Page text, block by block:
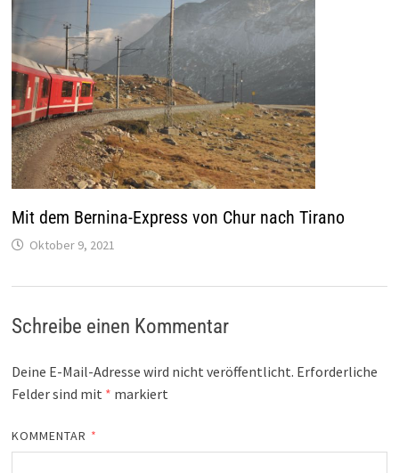
Mit dem Bernina-Express von Chur nach Tirano
Oktober 9, 2021
Schreibe einen Kommentar
Deine E-Mail-Adresse wird nicht veröffentlicht. Erforderliche
Felder sind mit * markiert
KOMMENTAR *